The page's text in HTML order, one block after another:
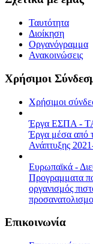
Ταυτότητα
Διοίκηση
Οργανόγραμμα
Ανακοινώσεις
Χρήσιμοι
Χρήσιμοι
Έργα ΕΣΠΑ -
Έργα μέσα από
Ανάπτυξης
Ευρωπαϊκά -
Προγραμματα
οργανισμός
Επικοινωνία